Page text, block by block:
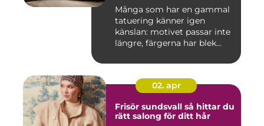
Många som har en gammal
tatuering känner igen
känslan: motivet passar inte
längre, färgerna har blek...
02. apr
Frisör sundsvall så hittar du
rätt salong för ditt hår